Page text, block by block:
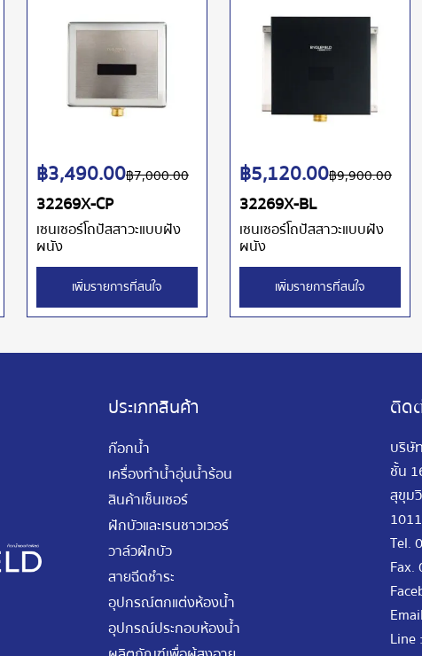
32269X-CP
เซนเซอร์โถปัสสาวะแบบฝัง
ผนัง
฿7,000.00
฿3,490.00
เพิ่มรายการที่สนใจ
32269X-BL
เซนเซอร์โถปัสสาวะแบบฝัง
ผนัง
฿9,900.00
฿5,120.00
เพิ่มรายการที่สนใจ
ประเภทสินค้า
ก๊อกน้ำ
เครื่องทำน้ำอุ่นน้ำร้อน
สินค้าเซ็นเซอร์
ฝักบัวและเรนชาวเวอร์
วาล์วฝักบัว
สายฉีดชำระ
อุปกรณ์ตกแต่งห้องน้ำ
อุปกรณ์ประกอบห้องน้ำ
ติด
บริษั
ชั้น
สุขุม
Tel.
Fax.
Line